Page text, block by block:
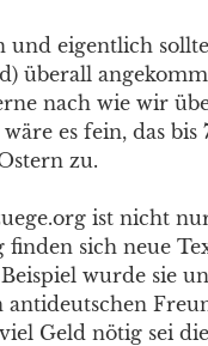
und eigentlich
überall
nach wie wir
es fein, das
zu.
ist nicht
finden sich neue
wurde sie
antideutschen
Geld nötig sei